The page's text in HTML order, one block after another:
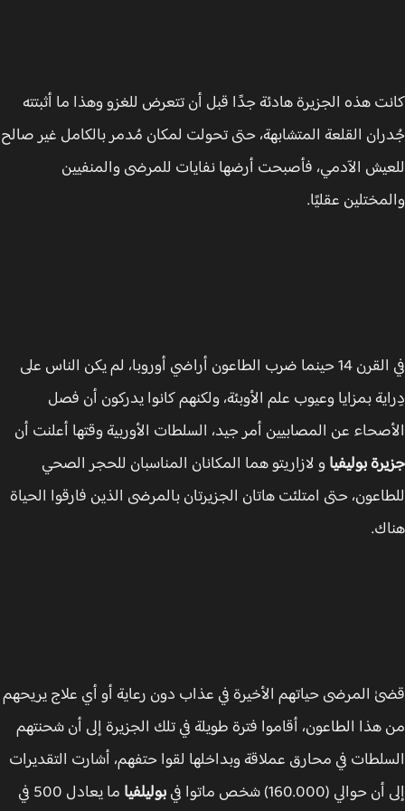
هذه الجزيرة هادئة جدًا قبل أن تتعرض للغزو وهذا ما أثبتته
القلعة المتشابهة، حتى تحولت لمكان مُدمر بالكامل غير صالح
الآدمي، فأصبحت أرضها نفايات للمرضى والمنفيين
عقليًا.
في القرن 14 حينما ضرب الطاعون أراضي أوروبا، لم يكن الناس على
بمزايا وعيوب علم الأوبئة، ولكنهم كانوا يدركون أن فصل
عن المصابيين أمر جيد، السلطات الأوربية وقتها أعلنت أن
بوليفياو لازاريتو هما المكانان المناسبان للحجر الصحي
حتى امتلئت هاتان الجزيرتان بالمرضى الذين فارقوا الحياة
المرضى حياتهم الأخيرة في عذاب دون رعاية أو أي علاج يريحهم
الطاعون، أقاموا فترة طويلة في تلك الجزيرة إلى أن شحنتهم
في محارق عملاقة وبداخلها لقوا حتفهم، أشارت التقديرات
(160.000) شخص ماتوا في
بوليلفيا
ما يعادل 500 في